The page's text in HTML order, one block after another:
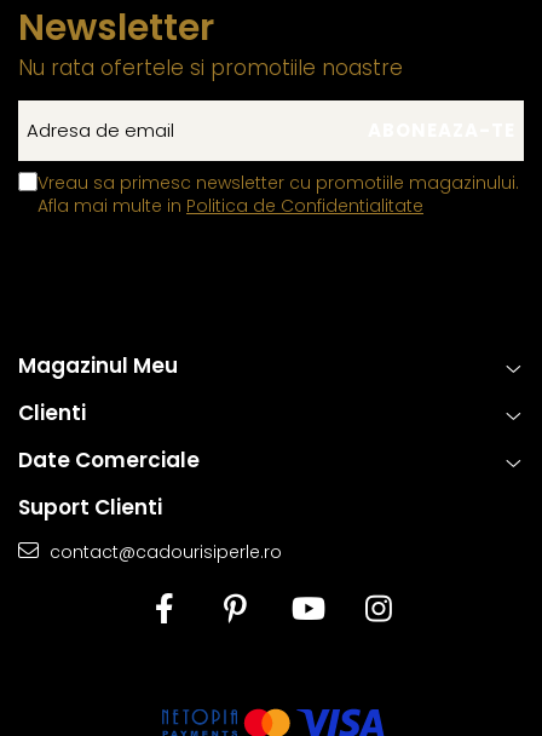
Newsletter
Nu rata ofertele si promotiile noastre
Vreau sa primesc newsletter cu promotiile magazinului.
Afla mai multe in Politica de Confidentialitate
Magazinul Meu
Clienti
Date Comerciale
Suport Clienti
contact@cadourisiperle.ro